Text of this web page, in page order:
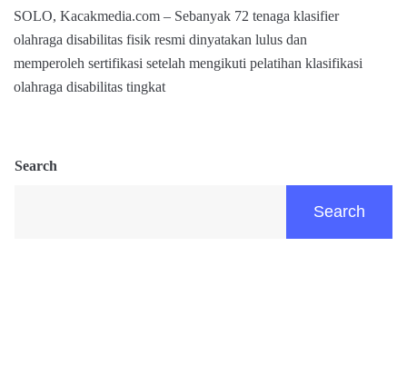
SOLO, Kacakmedia.com – Sebanyak 72 tenaga klasifier
olahraga disabilitas fisik resmi dinyatakan lulus dan
memperoleh sertifikasi setelah mengikuti pelatihan klasifikasi
olahraga disabilitas tingkat
Search
Search